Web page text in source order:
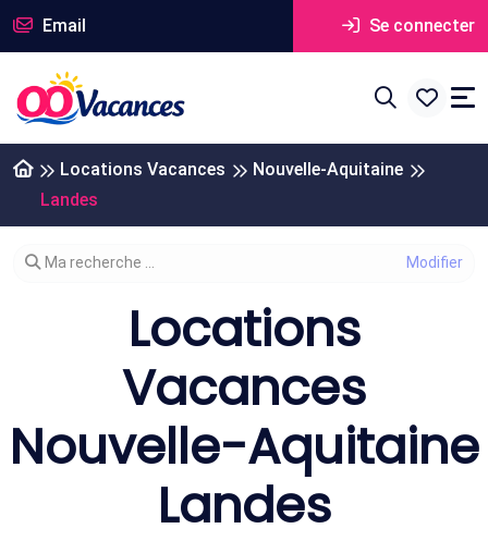
Email Se connecter
Locations Vacances
Nouvelle-Aquitaine
Landes
Modifier votre recherche
Ma recherche ...
Locations
Vacances
Nouvelle-Aquitaine
Landes